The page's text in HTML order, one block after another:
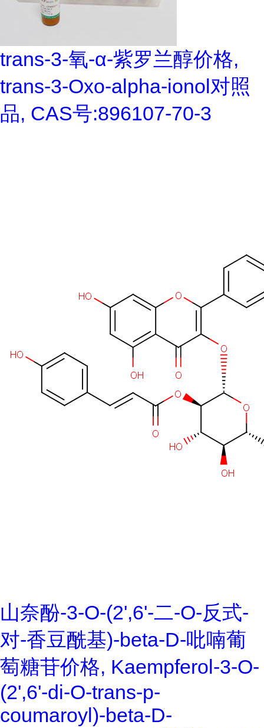
trans-3-氧-α-紫罗兰醇价格,
trans-3-Oxo-alpha-ionol对照
品, CAS号:896107-70-3
山奈酚-3-O-(2',6'-二-O-反式-
对-香豆酰基)-beta-D-吡喃葡
萄糖苷价格, Kaempferol-3-O-
(2',6'-di-O-trans-p-
coumaroyl)-beta-D-